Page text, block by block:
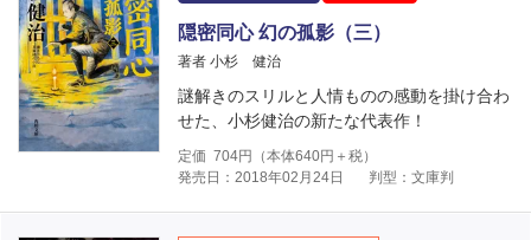
隠密同心 幻の孤影（三）
著者 小杉 健治
謎解きのスリルと人情ものの感動を掛け合わ
せた、小杉健治の新たな代表作！
定価 704円（本体640円＋税）
発売日：2018年02月24日
判型：文庫判